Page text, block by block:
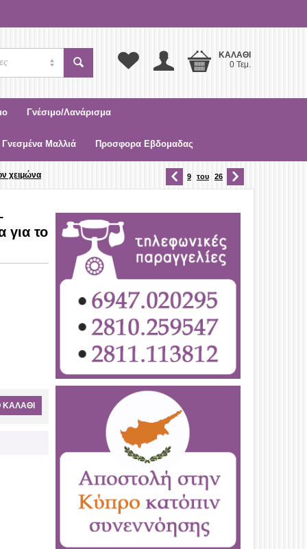
ΚΑΛΆΘΙ
0 Τεμ.
Γνέσιμο/Λανάρισμα
Γνεσμένα Μαλλιά Προσφορα Εβδομαδας
χειμώνα 9 του 26
για το